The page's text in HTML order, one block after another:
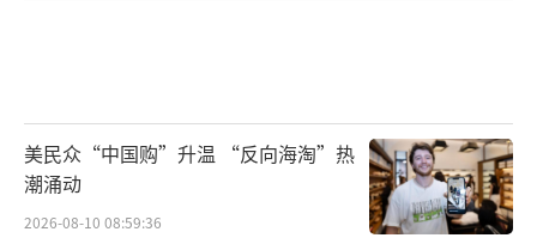
美民众“中国购”升温 “反向海淘”热
潮涌动
2026-08-10 08:59:36